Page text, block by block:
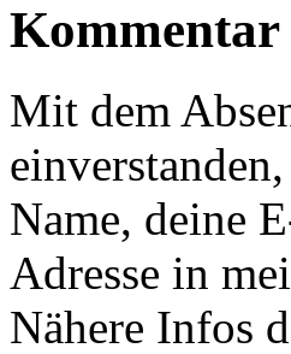
Kommentar
Mit dem
Name, deine
Adresse in
Nähere Infos